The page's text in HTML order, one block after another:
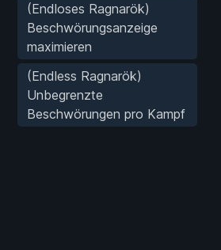
(Endloses Ragnarök)
Beschwörungsanzeige
maximieren
(Endless Ragnarök)
Unbegrenzte
Beschwörungen pro Kampf